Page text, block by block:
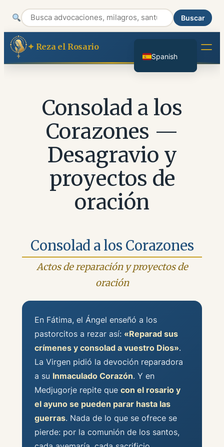
Buscar
Saltar
contenido
Reza el Rosario
Consolad a los
Corazones —
Desagravio y
proyectos de
oración
Consolad a los Corazones
Actos de reparación y proyectos de
oración
En Fátima, el Ángel enseñó a los
pastorcitos a rezar así: «Reparad sus
crímenes y consolad a vuestro Dios».
La Virgen pidió la devoción reparadora
a su Inmaculado Corazón. Y en
Medjugorje repite quecon el rosario y
el ayuno se pueden parar hasta las
guerras. Nada de lo que se ofrece se
pierde: por la comunión de los santos,
Spanish
Portuguese